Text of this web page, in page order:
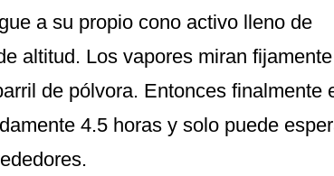
a su propio cono activo lleno de
altitud. Los vapores miran
de pólvora. Entonces finalmente
4.5 horas y solo puede